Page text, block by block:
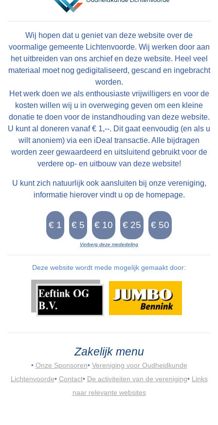
Wij hopen dat u geniet van deze website over de
voormalige gemeente Lichtenvoorde. Wij werken door aan
het uitbreiden van ons archief en deze website. Heel veel
materiaal moet nog gedigitaliseerd, gescand en ingebracht
worden.
Het werk doen we als enthousiaste vrijwilligers en voor de
kosten willen wij u in overweging geven om een kleine
donatie te doen voor de instandhouding van deze website.
U kunt al doneren vanaf € 1,--. Dit gaat eenvoudig (en als u
wilt anoniem) via een iDeal transactie. Alle bijdragen
worden zeer gewaardeerd en uitsluitend gebruikt voor de
verdere op- en uitbouw van deze website!
U kunt zich natuurlijk ook aansluiten bij onze vereniging,
informatie hierover vindt u op de homepage.
Verberg deze mededeling
Deze website wordt mede mogelijk gemaakt door:
Zakelijk menu
• Onze Sponsoren• Vereniging voor Oudheidkunde
Lichtenvoorde• Contact• De activiteiten van de vereniging• Links
naar relevante websites